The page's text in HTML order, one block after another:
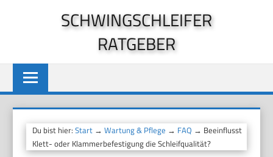
SCHWINGSCHLEIFER
RATGEBER
Du bist hier:Start →Wartung & Pflege → FAQ → Beeinflusst
Klett- oder Klammerbefestigung die Schleifqualität?